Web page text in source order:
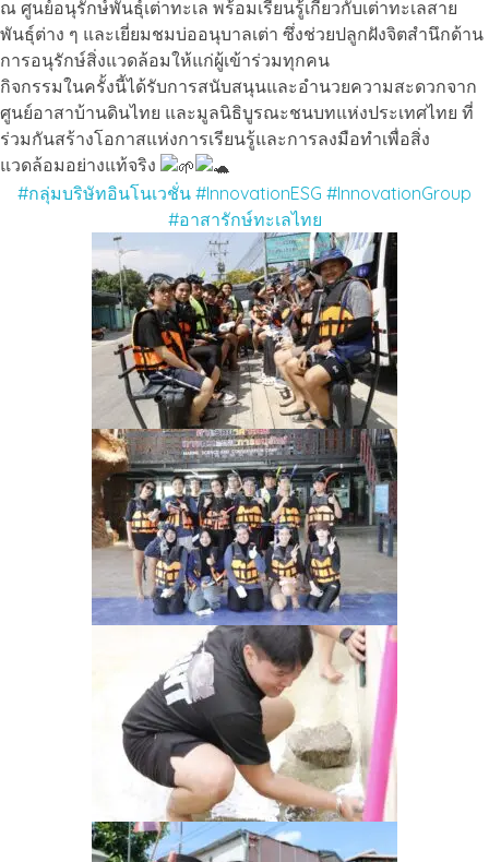
ณ ศูนย์อนุรักษ์พันธุ์เต่าทะเล พร้อมเรียนรู้เกี่ยวกับเต่าทะเลสาย
พันธุ์ต่าง ๆ และเยี่ยมชมบ่ออนุบาลเต่า ซึ่งช่วยปลูกฝังจิตสำนึกด้าน
การอนุรักษ์สิ่งแวดล้อมให้แก่ผู้เข้าร่วมทุกคน
กิจกรรมในครั้งนี้ได้รับการสนับสนุนและอำนวยความสะดวกจาก
ศูนย์อาสาบ้านดินไทย และมูลนิธิบูรณะชนบทแห่งประเทศไทย ที่
ร่วมกันสร้างโอกาสแห่งการเรียนรู้และการลงมือทำเพื่อสิ่ง
แวดล้อมอย่างแท้จริง
#กลุ่มบริษัทอินโนเวชั่น #InnovationESG #InnovationGroup
#อาสารักษ์ทะเลไทย